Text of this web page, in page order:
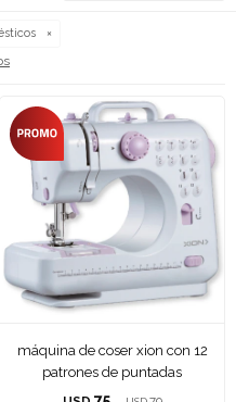
máquina de coser xion con 12
patrones de puntadas